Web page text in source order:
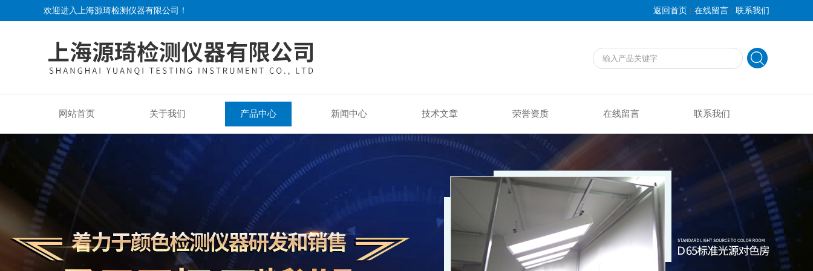
欢迎进入上海源琦检测仪器有限公司！ 返回首页 | 在线留言 | 联系我们
网站首页 关于我们 产品中心 新闻中心 技术文章 荣誉资质 在线留言 联系我们